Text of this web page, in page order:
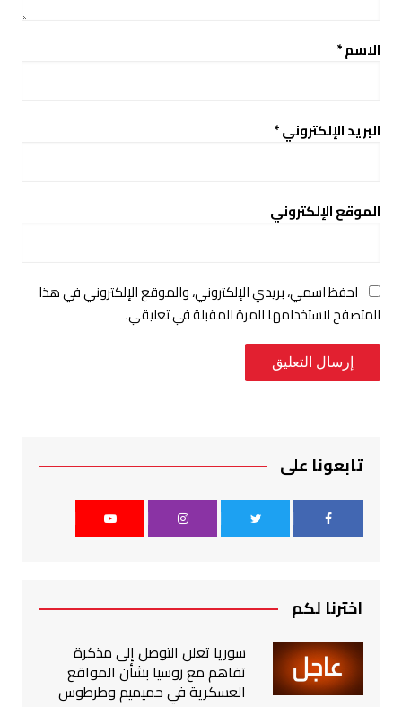
الاسم*
البريد الإلكتروني*
الموقع الإلكتروني
احفظ اسمي، بريدي الإلكتروني، والموقع الإلكتروني في هذا
المتصفح لاستخدامها المرة المقبلة في تعليقي.
تابعونا على
اخترنا لكم
سوريا تعلن التوصل إلى مذكرة
تفاهم مع روسيا بشأن المواقع
العسكرية في حميميم وطرطوس